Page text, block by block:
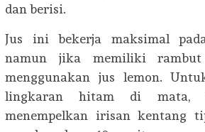
dan berisi.
Jus ini bekerja maksimal
namun jika memiliki
menggunakan jus lemon.
lingkaran hitam di mata,
menempelkan irisan kentang